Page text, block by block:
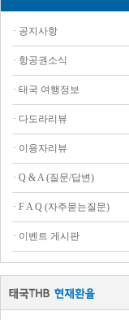
· 공지사항
· 항공권소식
· 태국 여행정보
· 다도라리뷰
· 이용자리뷰
· Q & A (질문/답변)
· F A Q (자주묻는질문)
· 이벤트 게시판